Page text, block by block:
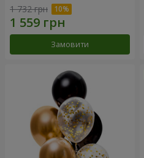
1 732 грн
Замовити